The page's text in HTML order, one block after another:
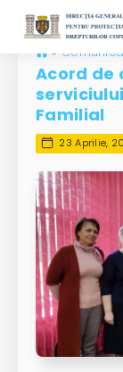
»
Acord de
Familial
23 Aprilie,